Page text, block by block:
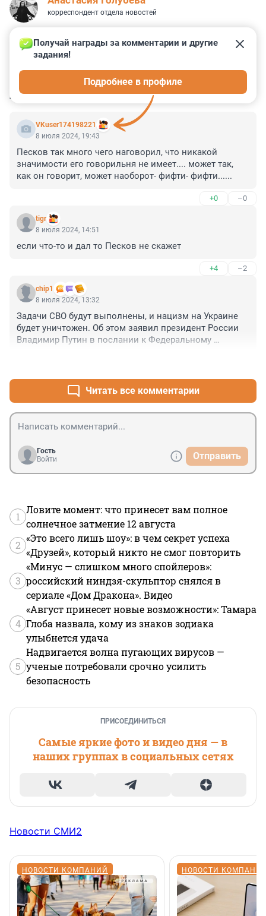
корреспондент отдела новостей
КОММЕНТАРИИ 9
VKuser174198221
Получай награды за комментарии и другие
задания!
Подробнее в профиле
8 июля 2024, 19:43
Песков так много чего наговорил, что никакой
значимости его говорильня не имеет.... может так,
как он говорит, может наоборот- фифти- фифти......
+0 –0
tigr
8 июля 2024, 14:51
если что-то и дал то Песков не скажет
+4 –2
chip1
8 июля 2024, 13:32
Задачи СВО будут выполнены, и нацизм на Украине
будет уничтожен. Об этом заявил президент России
Владимир Путин в послании к Федеральному
путем "политико-дипломатических усилий"?
Читать все комментарии
Гость
Войти
Отправить
1
Ловите момент: что принесет вам полное
солнечное затмение 12 августа
2
«Это всего лишь шоу»: в чем секрет успеха
«Друзей», который никто не смог повторить
3
«Минус — слишком много спойлеров»:
российский ниндзя-скульптор снялся в
сериале «Дом Дракона». Видео
4
«Август принесет новые возможности»: Тамара
Глоба назвала, кому из знаков зодиака
улыбнется удача
5
Надвигается волна пугающих вирусов —
ученые потребовали срочно усилить
безопасность
ПРИСОЕДИНИТЬСЯ
Самые яркие фото и видео дня — в
наших группах в социальных сетях
Новости СМИ2
НОВОСТИ КОМПАНИЙ НОВОСТИ